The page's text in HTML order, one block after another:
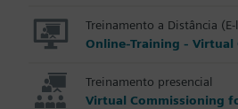
Treinamento a Distância
Online-Training - Virtual
Treinamento presencial
Virtual Commissioning